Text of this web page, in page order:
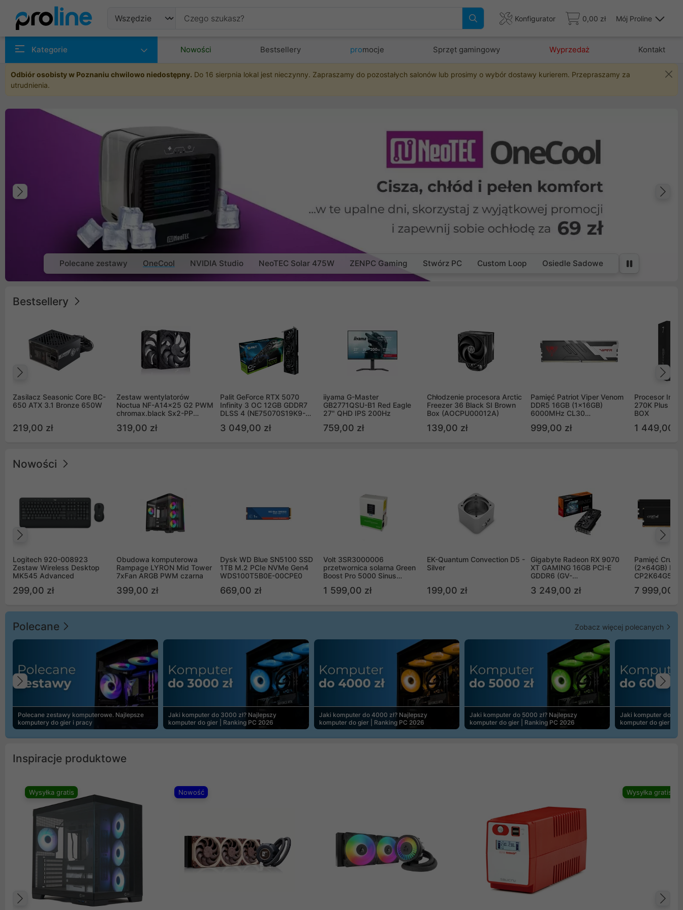
Konfigurator 0,00 zł Mój Proline
Kategorie Nowości Bestsellery promocje Sprzęt gamingowy Wyprzedaż Kontakt
Odbiór osobisty w Poznaniu chwilowo niedostępny. Do 16 sierpnia lokal jest nieczynny. Zapraszamy do pozostałych salonów lub prosimy o wybór dostawy kurierem. Przepraszamy za
utrudnienia.
Poprzedni
Polecane zestawy OneCool NVIDIA Studio NeoTEC Solar 475W ZENPC Gaming Stwórz PC Custom Loop Osiedle Sadowe
Bestsellery
Zasilacz Seasonic Core BC-
650 ATX 3.1 Bronze 650W
219,00 zł
Zestaw wentylatorów
Noctua NF-A14x25 G2 PWM
chromax.black Sx2-PP
(2szt)
319,00 zł
Palit GeForce RTX 5070
Infinity 3 OC 12GB GDDR7
DLSS 4 (NE75070S19K9-
3 049,00 zł
iiyama G-Master
GB2771QSU-B1 Red Eagle
27" QHD IPS 200Hz
759,00 zł
Chłodzenie procesora Arctic
Freezer 36 Black SI Brown
Box (AOCPU00012A)
139,00 zł
Pamięć Patriot Viper Venom
DDR5 16GB (1x16GB)
6000MHz CL30
999,00 zł
Procesor Intel
270K Plus
BOX
1 449,00 zł
Nowości
Logitech 920-008923
Zestaw Wireless Desktop
MK545 Advanced
299,00 zł
Obudowa komputerowa
Rampage LYRON Mid Tower
7xFan ARGB PWM czarna
399,00 zł
Dysk WD Blue SN5100 SSD
1TB M.2 PCIe NVMe Gen4
WDS100T5B0E-00CPE0
669,00 zł
Volt 3SR3000006
przetwornica solarna Green
Boost Pro 5000 Sinus
1 599,00 zł
EK-Quantum Convection D5 -
Silver
199,00 zł
Gigabyte Radeon RX 9070
XT GAMING 16GB PCI-E
GDDR6 (GV-
3 249,00 zł
Pamięć
(2x64GB)
7 999,00 zł
Polecane Zobacz więcej polecanych
Polecane zestawy komputerowe. Najlepsze
komputery do gier i pracy
Jaki komputer do 3000 zł? Najlepszy
komputer do gier | Ranking PC 2026
Jaki komputer do 4000 zł? Najlepszy
komputer do gier | Ranking PC 2026
Jaki komputer do 5000 zł? Najlepszy
komputer do gier | Ranking PC 2026
Jaki komputer do
komputer do gier |
Poprzedni
Inspiracje produktowe
Wysyłka gratis Nowość Wysyłka gratis